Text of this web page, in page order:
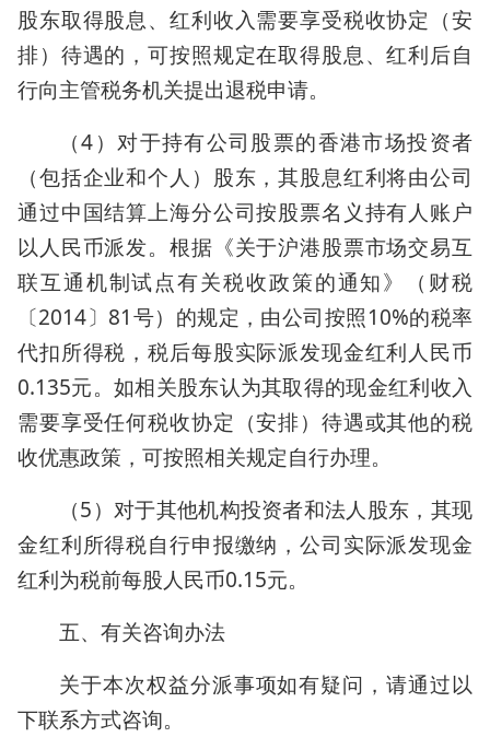
股东取得股息、红利收入需要享受税收协定（安
排）待遇的，可按照规定在取得股息、红利后自
行向主管税务机关提出退税申请。
（4）对于持有公司股票的香港市场投资者
（包括企业和个人）股东，其股息红利将由公司
通过中国结算上海分公司按股票名义持有人账户
以人民币派发。根据《关于沪港股票市场交易互
联互通机制试点有关税收政策的通知》（财税
〔2014〕81号）的规定，由公司按照10%的税率
代扣所得税，税后每股实际派发现金红利人民币
0.135元。如相关股东认为其取得的现金红利收入
需要享受任何税收协定（安排）待遇或其他的税
收优惠政策，可按照相关规定自行办理。
（5）对于其他机构投资者和法人股东，其现
金红利所得税自行申报缴纳，公司实际派发现金
红利为税前每股人民币0.15元。
五、有关咨询办法
关于本次权益分派事项如有疑问，请通过以
下联系方式咨询。